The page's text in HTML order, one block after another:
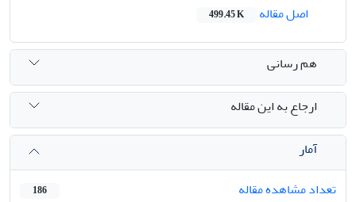
اصل مقاله
499.45 K
هم رسانی
ارجاع به این مقاله
آمار
تعداد مشاهده مقاله
186